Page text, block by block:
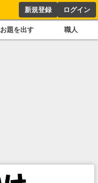
新規登録 ログイン
お題を出す 職人